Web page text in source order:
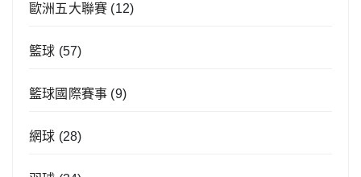
歐洲五大聯賽 (12)
籃球 (57)
籃球國際賽事 (9)
網球 (28)